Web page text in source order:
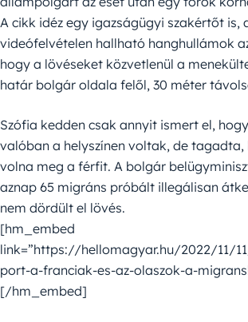
A cikk idéz egy igazságügyi szakértőt is,
videófelvételen hallható hanghullámok
hogy a lövéseket közvetlenül a
határ bolgár oldala felől, 30 méter
Szófia kedden csak annyit ismert el,
valóban a helyszínen voltak, de
volna meg a férfit. A bolgár
aznap 65 migráns próbált illegálisan
nem dördült el lövés.
[hm_embed
link=”https://hellomagyar.hu/2022/11/
port-a-franciak-es-az-olaszok-a-
[/hm_embed]